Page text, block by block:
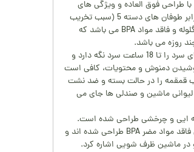
طراحی فوق العاده و ویژگی های
منحصر بفرد نظیر مقاوم تا ارتفاعات 4000 فوت، مقاوم در برابر طوفان های دسته 5 (سبب تخریب
انسان، اموال و حیوانات)، مقاوم تا 70- درجه باد سرد، ضد گلوله و فاقد مواد BPA می باشد که
روزه می باشد.
می تواند نوشیدنی های سرد را تا 18 ساعت سرد نگه دارد و
حفظ کند. جهت نوشیدن دمنوش و محتویات، کافی است
قمقمه را در حالت بسته و ضد نشت
لیوانی ماشین و صندلی ها جای می
ایی و چرخشی طراحی شده است.
بدنه استنلی از فولاد ضد زنگ 18/8 و درب آن نیز از پروپلین فاقد مواد مضر BPA طراحی شده اند و
در ماشین ظرف شویی اشاره کرد.